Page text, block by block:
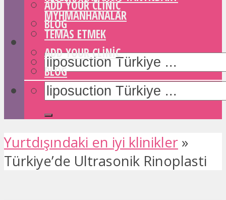
ADD YOUR CLINIC
BLOG
MYHMANHANALAR
TEMAS ETMEK
ADD YOUR CLINIC
BLOG
Yurtdışındaki en iyi klinikler »
Türkiye’de Ultrasonik Rinoplasti